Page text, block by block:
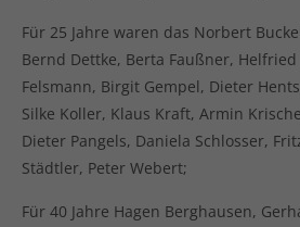
Für 25 Jahre waren das Norbert
Bernd Dettke, Berta Faußner,
Felsmann, Birgit Gempel, Dieter
Silke Koller, Klaus Kraft, Armin
Dieter Pangels, Daniela Schlosser,
Städtler, Peter Webert;
Für 40 Jahre Hagen Berghausen,